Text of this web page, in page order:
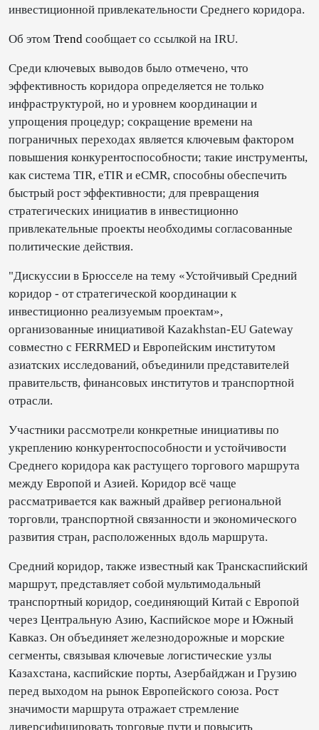
инвестиционной привлекательности Среднего коридора.
Об этом Trend сообщает со ссылкой на IRU.
Среди ключевых выводов было отмечено, что
эффективность коридора определяется не только
инфраструктурой, но и уровнем координации и
упрощения процедур; сокращение времени на
пограничных переходах является ключевым фактором
повышения конкурентоспособности; такие инструменты,
как система TIR, eTIR и eCMR, способны обеспечить
быстрый рост эффективности; для превращения
стратегических инициатив в инвестиционно
привлекательные проекты необходимы согласованные
политические действия.
"Дискуссии в Брюсселе на тему «Устойчивый Средний
коридор - от стратегической координации к
инвестиционно реализуемым проектам»,
организованные инициативой Kazakhstan-EU Gateway
совместно с FERRMED и Европейским институтом
азиатских исследований, объединили представителей
правительств, финансовых институтов и транспортной
отрасли.
Участники рассмотрели конкретные инициативы по
укреплению конкурентоспособности и устойчивости
Среднего коридора как растущего торгового маршрута
между Европой и Азией. Коридор всё чаще
рассматривается как важный драйвер региональной
торговли, транспортной связанности и экономического
развития стран, расположенных вдоль маршрута.
Средний коридор, также известный как Транскаспийский
маршрут, представляет собой мультимодальный
транспортный коридор, соединяющий Китай с Европой
через Центральную Азию, Каспийское море и Южный
Кавказ. Он объединяет железнодорожные и морские
сегменты, связывая ключевые логистические узлы
Казахстана, каспийские порты, Азербайджан и Грузию
перед выходом на рынок Европейского союза. Рост
значимости маршрута отражает стремление
диверсифицировать торговые пути и повысить